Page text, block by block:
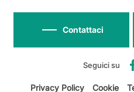
Seguici su
Contattaci
Privacy Policy Cookie